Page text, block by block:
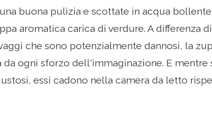
buona pulizia e scottate in acqua
aromatica carica di verdure. A differenza
che sono potenzialmente dannosi, la
da ogni sforzo dell'immaginazione. E
essi cadono nella camera da letto